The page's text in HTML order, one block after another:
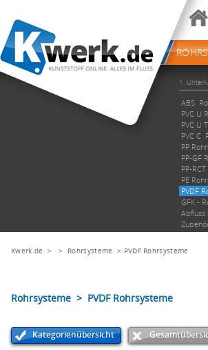
Kwerk.de > > Rohrsysteme > PVDF Rohrsysteme
Rohrsysteme > PVDF Rohrsysteme
Kategorienübersicht